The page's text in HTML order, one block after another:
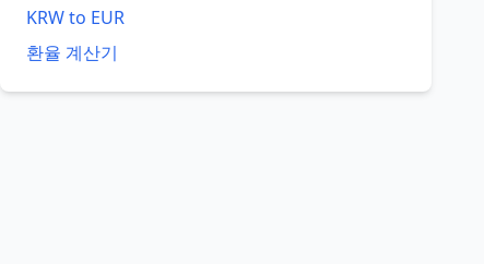
KRW to EUR
환율 계산기